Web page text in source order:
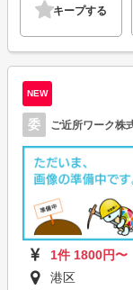
キープする
NEW
委 ご近所ワーク株
1件 1800円〜
港区